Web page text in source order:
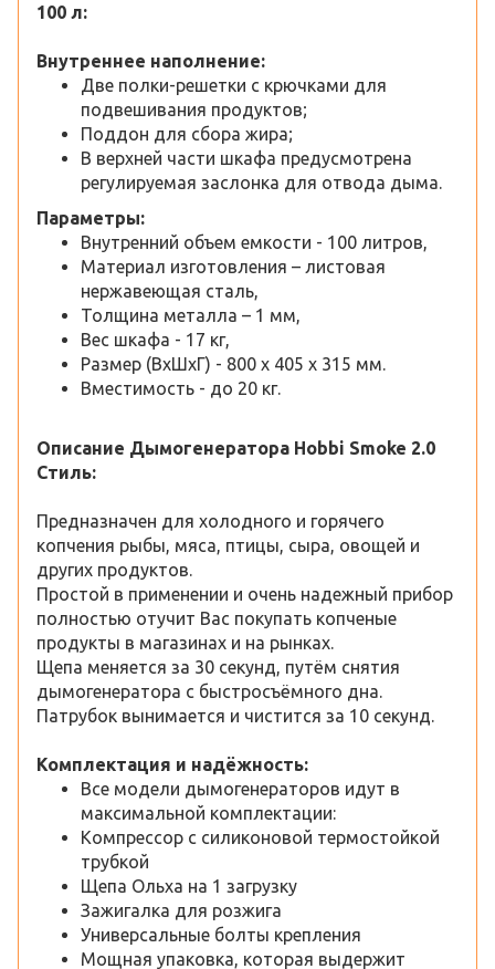
100 л:
Внутреннее наполнение:
Две полки-решетки с крючками для
подвешивания продуктов;
Поддон для сбора жира;
В верхней части шкафа предусмотрена
регулируемая заслонка для отвода дыма.
Параметры:
Внутренний объем емкости - 100 литров,
Материал изготовления – листовая
нержавеющая сталь,
Толщина металла – 1 мм,
Вес шкафа - 17 кг,
Размер (ВхШхГ) - 800 х 405 х 315 мм.
Вместимость - до 20 кг.
Описание Дымогенератора Hobbi Smoke 2.0
Стиль:
Предназначен для холодного и горячего
копчения рыбы, мяса, птицы, сыра, овощей и
других продуктов.
Простой в применении и очень надежный прибор
полностью отучит Вас покупать копченые
продукты в магазинах и на рынках.
Щепа меняется за 30 секунд, путём снятия
дымогенератора с быстросъёмного дна.
Патрубок вынимается и чистится за 10 секунд.
Комплектация и надёжность:
Все модели дымогенераторов идут в
максимальной комплектации:
Компрессор с силиконовой термостойкой
трубкой
Щепа Ольха на 1 загрузку
Зажигалка для розжига
Универсальные болты крепления
Мощная упаковка, которая выдержит